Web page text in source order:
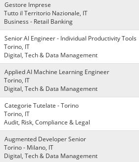
Gestore Imprese
Tutto il Territorio Nazionale, IT
Business - Retail Banking
Senior AI Engineer - Individual Productivity Tools
Torino, IT
Digital, Tech & Data Management
Applied AI Machine Learning Engineer
Torino, IT
Digital, Tech & Data Management
Categorie Tutelate - Torino
Torino, IT
Audit, Risk, Compliance & Legal
Augmented Developer Senior
Torino - Milano, IT
Digital, Tech & Data Management